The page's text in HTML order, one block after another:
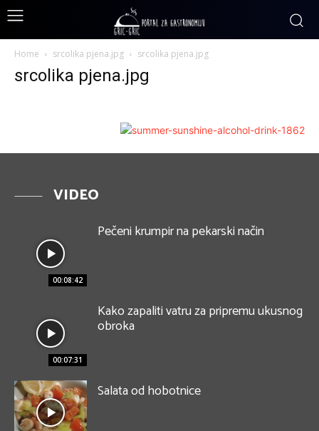
Home srcolika pjena.jpg srcolika pjena.jpg
srcolika pjena.jpg
VIDEO
00:08:42
Pečeni krumpir na pekarski način
00:07:31
Kako zapaliti vatru za pripremu ukusnog
obroka
Salata od hobotnice